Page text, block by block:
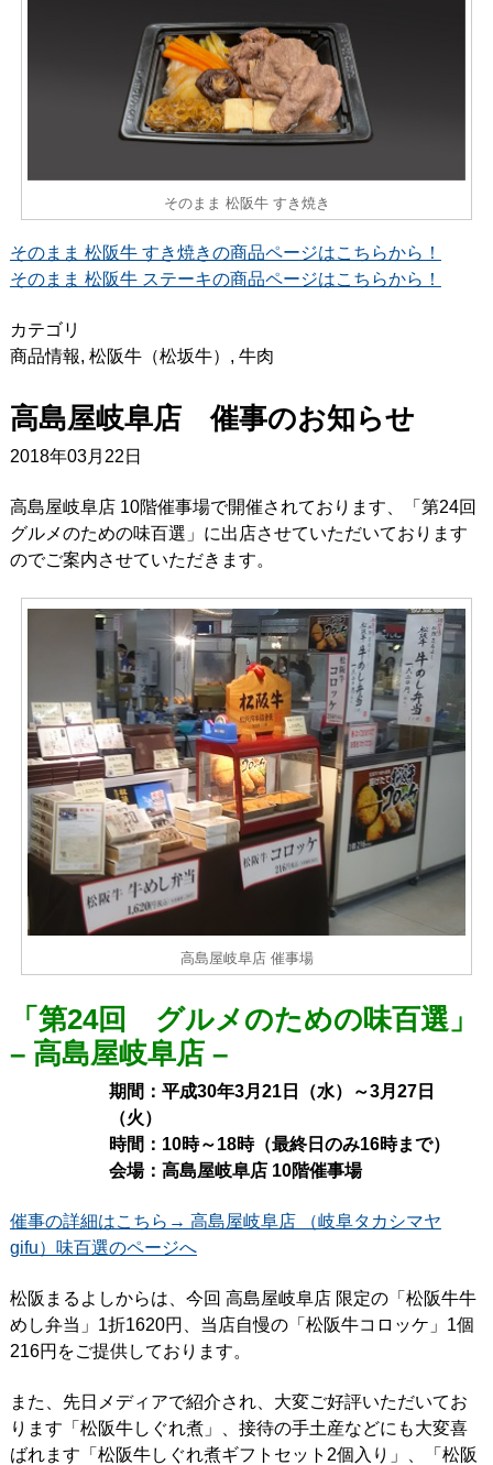
そのまま 松阪牛 すき焼き
そのまま 松阪牛 すき焼きの商品ページはこちらから！
そのまま 松阪牛 ステーキの商品ページはこちらから！
カテゴリ
商品情報, 松阪牛（松坂牛） , 牛肉
高島屋岐阜店 催事のお知らせ
2018年03月22日
高島屋岐阜店 10階催事場で開催されております、「第24回
グルメのための味百選」に出店させていただいております
のでご案内させていただきます。
高島屋岐阜店 催事場
「第24回 グルメのための味百選」
– 高島屋岐阜店 –
期間：平成30年3月21日（水）～3月27日
（火）
時間：10時～18時（最終日のみ16時まで）
会場：高島屋岐阜店 10階催事場
催事の詳細はこちら→ 高島屋岐阜店 （岐阜タカシマヤ
gifu）味百選のページへ
松阪まるよしからは、今回 高島屋岐阜店 限定の「松阪牛牛
めし弁当」1折1620円、当店自慢の「松阪牛コロッケ」1個
216円をご提供しております。
また、先日メディアで紹介され、大変ご好評いただいてお
ります「松阪牛しぐれ煮」、接待の手土産などにも大変喜
ばれます「松阪牛しぐれ煮ギフトセット2個入り」、「松阪